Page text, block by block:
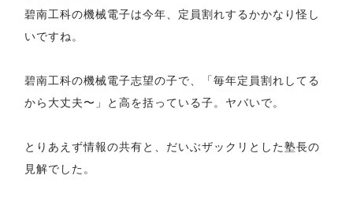
碧南工科の機械電子は今年、定員割れするかかなり怪し
いですね。
碧南工科の機械電子志望の子で、「毎年定員割れしてる
から大丈夫〜」と高を括っている子。ヤバいで。
とりあえず情報の共有と、だいぶザックリとした塾長の
見解でした。